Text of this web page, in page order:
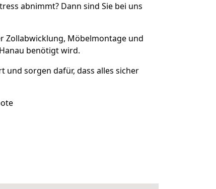
abnimmt? Dann sind Sie bei uns
Zollabwicklung, Möbelmontage und
benötigt wird.
und sorgen dafür, dass alles sicher